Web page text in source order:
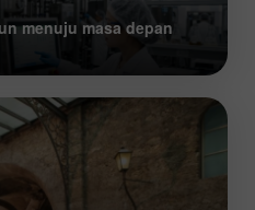
menuju masa depan